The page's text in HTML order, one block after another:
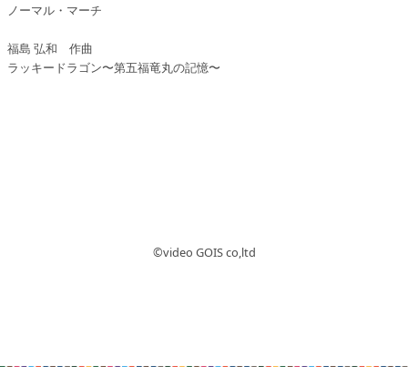
ノーマル・マーチ
福島 弘和 作曲
ラッキードラゴン〜第五福竜丸の記憶〜
©︎video GOIS co,ltd